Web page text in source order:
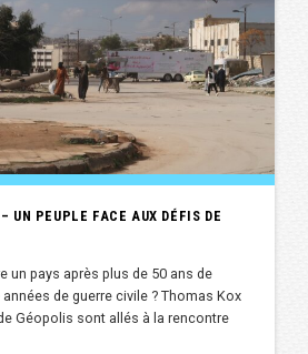
UN PEUPLE FACE AUX DÉFIS DE
un pays après plus de 50 ans de
de guerre civile ? Thomas Kox
Géopolis sont allés à la rencontre